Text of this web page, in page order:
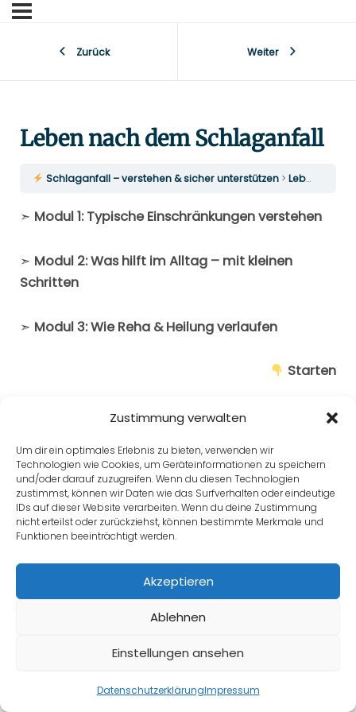
Zustimmung verwalten
Um dir ein optimales Erlebnis zu bieten, verwenden wir
Technologien wie Cookies, um Geräteinformationen zu speichern
und/oder darauf zuzugreifen. Wenn du diesen Technologien
zustimmst, können wir Daten wie das Surfverhalten oder eindeutige
IDs auf dieser Website verarbeiten. Wenn du deine Zustimmung
nicht erteilst oder zurückziehst, können bestimmte Merkmale und
Funktionen beeinträchtigt werden.
Akzeptieren
Ablehnen
Einstellungen ansehen
DatenschutzerklärungImpressum
Zurück Weiter
Leben nach dem Schlaganfall
​ Schlaganfall – verstehen & sicher unterstützen Leben nach dem Schlaganfall
➣ Modul 1: Typische Einschränkungen verstehen
➣ Modul 2: Was hilft im Alltag – mit kleinen
Schritten
➣ Modul 3: Wie Reha & Heilung verlaufen
Starten
Zurück
Zurück zu Lektion
Weiter